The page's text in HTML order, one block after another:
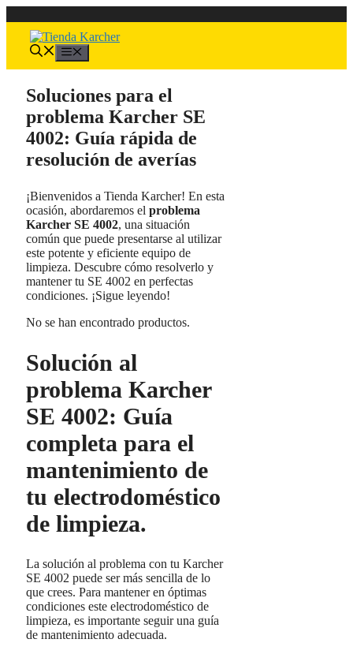
al
contenido
Soluciones para el
problema Karcher SE
4002: Guía rápida de
resolución de averías
¡Bienvenidos a Tienda Karcher! En esta
ocasión, abordaremos el problema
Karcher SE 4002, una situación
común que puede presentarse al utilizar
este potente y eficiente equipo de
limpieza. Descubre cómo resolverlo y
mantener tu SE 4002 en perfectas
condiciones. ¡Sigue leyendo!
No se han encontrado productos.
Solución al
problema Karcher
SE 4002: Guía
completa para el
mantenimiento de
tu electrodoméstico
de limpieza.
La solución al problema con tu Karcher
SE 4002 puede ser más sencilla de lo
que crees. Para mantener en óptimas
condiciones este electrodoméstico de
limpieza, es importante seguir una guía
de mantenimiento adecuada.